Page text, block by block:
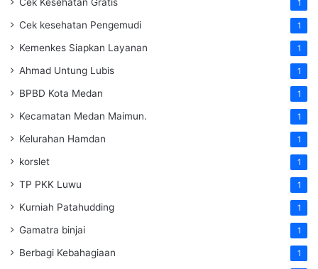
1
Cek kesehatan Pengemudi 1
Kemenkes Siapkan Layanan 1
Ahmad Untung Lubis 1
BPBD Kota Medan 1
Kecamatan Medan Maimun. 1
Kelurahan Hamdan 1
korslet 1
TP PKK Luwu 1
Kurniah Patahudding 1
Gamatra binjai 1
Berbagi Kebahagiaan 1